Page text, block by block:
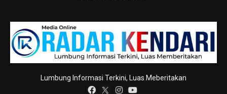
Lumbung Informasi Terkini, Luas Meberitakan